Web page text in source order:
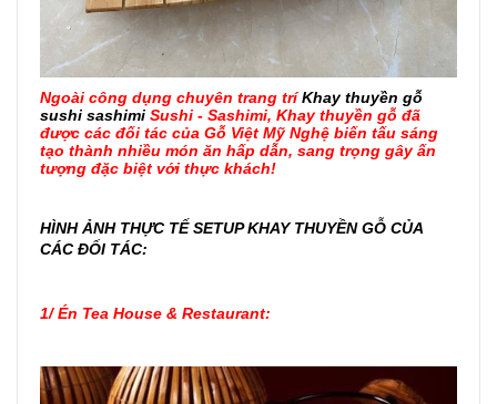
Ngoài công dụng chuyên trang tríKhay thuyền gỗ
sushi sashimi Sushi - Sashimi, Khay thuyền gỗ đã
được các đối tác của Gỗ Việt Mỹ Nghệ biến tấu sáng
tạo thành nhiều món ăn hấp dẫn, sang trọng gây ấn
tượng đặc biệt với thực khách!
HÌNH ẢNH THỰC TẾ SETUP KHAY THUYỀN GỖ CỦA
CÁC ĐỐI TÁC:
1/Én Tea House & Restaurant: